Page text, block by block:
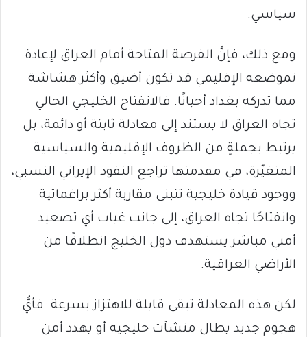
سياسي.
ومع ذلك، فإنَّ الفرصة المتاحة أمام العراق لإعادة
تموضعه الإقليمي قد تكون أضيق وأكثر هشاشة
مما تدركه بغداد أحيانًا. فالانفتاح الخليجي الحالي
تجاه العراق لا يستند إلى معادلة ثابتة أو دائمة، بل
يرتبط بجملةٍ من الظروف الإقليمية والسياسية
المتغيّرة، في مقدمتها تراجع النفوذ الإيراني النسبي،
ووجود قيادة خليجية تتبنى مقاربة أكثر براغماتية
وانفتاحًا تجاه العراق، إلى جانب غياب أي تصعيد
أمني مباشر يستهدف دول الخليج انطلاقًا من
الأراضي العراقية.
لكن هذه المعادلة تبقى قابلة للاهتزاز بسرعة. فأيُّ
هجوم جديد يطال منشآت خليجية أو يهدد أمن